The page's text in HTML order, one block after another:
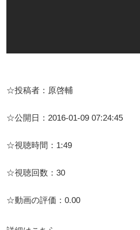
☆投稿者：原啓輔
☆公開日：2016-01-09 07:24:45
☆視聴時間：1:49
☆視聴回数：30
☆動画の評価：0.00